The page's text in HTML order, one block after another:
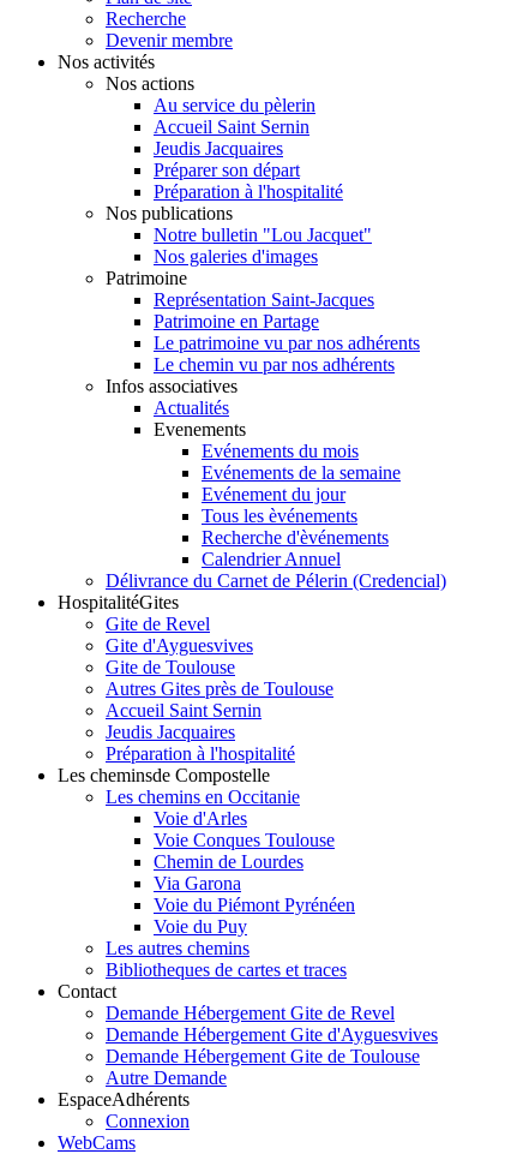
Recherche
Devenir membre
Nos activités
Nos actions
Au service du pèlerin
Accueil Saint Sernin
Jeudis Jacquaires
Préparer son départ
Préparation à l'hospitalité
Nos publications
Notre bulletin "Lou Jacquet"
Nos galeries d'images
Patrimoine
Représentation Saint-Jacques
Patrimoine en Partage
Le patrimoine vu par nos adhérents
Le chemin vu par nos adhérents
Infos associatives
Actualités
Evenements
Evénements du mois
Evénements de la semaine
Evénement du jour
Tous les èvénements
Recherche d'èvénements
Calendrier Annuel
Délivrance du Carnet de Pélerin (Credencial)
HospitalitéGites
Gite de Revel
Gite d'Ayguesvives
Gite de Toulouse
Autres Gites près de Toulouse
Accueil Saint Sernin
Jeudis Jacquaires
Préparation à l'hospitalité
Les cheminsde Compostelle
Les chemins en Occitanie
Voie d'Arles
Voie Conques Toulouse
Chemin de Lourdes
Via Garona
Voie du Piémont Pyrénéen
Voie du Puy
Les autres chemins
Bibliotheques de cartes et traces
Contact
Demande Hébergement Gite de Revel
Demande Hébergement Gite d'Ayguesvives
Demande Hébergement Gite de Toulouse
Autre Demande
EspaceAdhérents
Connexion
WebCams